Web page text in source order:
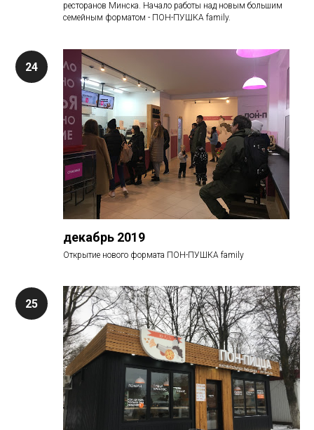
ресторанов Минска. Начало работы над новым большим
семейным форматом - ПОН-ПУШКА family.
декабрь 2019
Открытие нового формата ПОН-ПУШКА family